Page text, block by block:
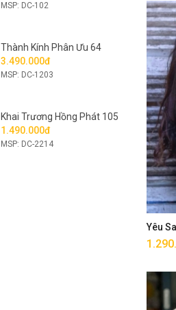
Yêu
MSP: DC-102
Thành Kính Phân Ưu 64
3.490.000đ
MSP: DC-1203
Khai Trương Hồng Phát 105
1.490.000đ
MSP: DC-2214